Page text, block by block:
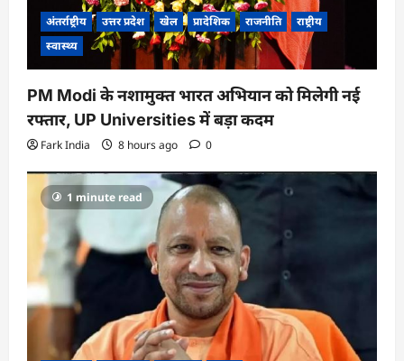
अंतर्राष्ट्रीय उत्तर प्रदेश खेल प्रादेशिक राजनीति
राष्ट्रीय
स्वास्थ्य
PM Modi के नशामुक्त भारत अभियान को मिलेगी नई
रफ्तार, UP Universities में बड़ा कदम
Fark India 8 hours ago 0
1 minute read